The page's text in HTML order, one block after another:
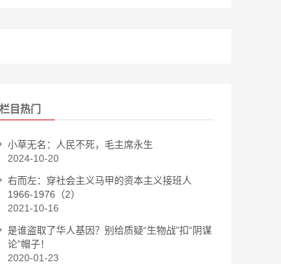
栏目热门
小草无名：人民不死，毛主席永生
2024-10-20
右而左：穿社会主义马甲的资本主义接班人
1966-1976（2）
2021-10-16
是谁盗取了华人基因？别给质疑“生物战”扣“阴谋
论”帽子！
2020-01-23